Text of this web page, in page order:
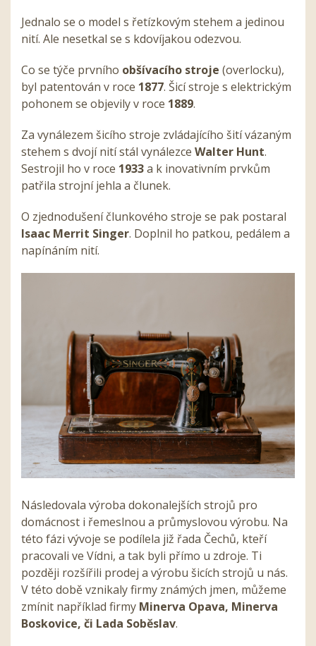
Jednalo se o model s řetízkovým stehem a jedinou
nití. Ale nesetkal se s kdovíjakou odezvou.
Co se týče prvního obšívacího stroje (overlocku),
byl patentován v roce 1877. Šicí stroje s elektrickým
pohonem se objevily v roce 1889.
Za vynálezem šicího stroje zvládajícího šití vázaným
stehem s dvojí nití stál vynálezce Walter Hunt.
Sestrojil ho v roce 1933a k inovativním prvkům
patřila strojní jehla a člunek.
O zjednodušení člunkového stroje se pak postaral
Isaac Merrit Singer. Doplnil ho patkou, pedálem a
napínáním nití.
Následovala výroba dokonalejších strojů pro
domácnost i řemeslnou a průmyslovou výrobu. Na
této fázi vývoje se podílela již řada Čechů, kteří
pracovali ve Vídni, a tak byli přímo u zdroje. Ti
později rozšířili prodej a výrobu šicích strojů u nás.
V této době vznikaly firmy známých jmen, můžeme
zmínit například firmy Minerva Opava, Minerva
Boskovice, či Lada Soběslav.